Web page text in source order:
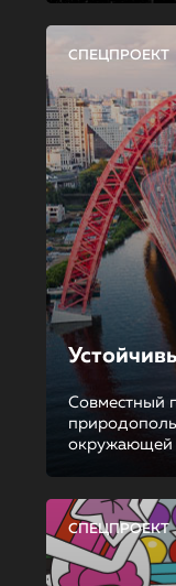
СПЕЦПРОЕКТ
Совместный
окружающей
СПЕЦПРОЕКТ